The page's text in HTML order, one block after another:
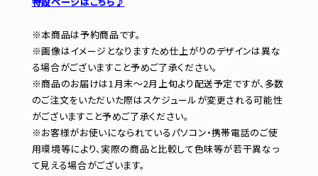
※本商品は予約商品です。
※画像はイメージとなりますため仕上がりのデザインは異な
る場合がございますこと予めご了承ください。
※商品のお届けは1月末～2月上旬より配送予定ですが、多数
のご注文をいただいた際はスケジュールが変更される可能性
がございますこと予めご了承ください。
※お客様がお使いになられているパソコン・携帯電話のご使
用環境等により、実際の商品と比較して色味等が若干異なっ
て見える場合がございます。